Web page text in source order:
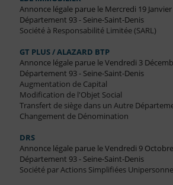
Annonce légale parue le Mercredi 19 Janvier
Département 93 - Seine-Saint-Denis
Société à Responsabilité Limitée (SARL)
GT PLUS / ALAZARD BTP
Annonce légale parue le Vendredi 3
Département 93 - Seine-Saint-Denis
Augmentation de Capital
Modification de l'Objet Social
Transfert de siège dans un Autre
Changement de Dénomination
DRS
Annonce légale parue le Vendredi 9
Département 93 - Seine-Saint-Denis
Société par Actions Simplifiées